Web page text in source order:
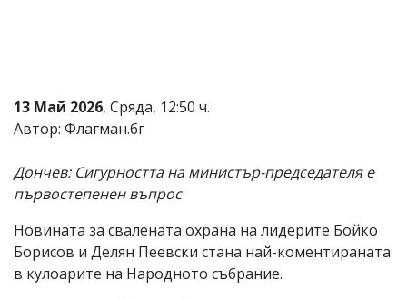
от
читателите
и
не
носи
отговорност
тях!
Ако
откриете
обиден
13 Май 2026, Сряда, 12:50 ч.
Автор: Флагман.бг
Дончев: Сигурността на министър-председателя е
първостепенен въпрос
Новината за свалената охрана на лидерите Бойко
Борисов и Делян Пеевски стана най-коментираната
в кулоарите на Народното събрание.